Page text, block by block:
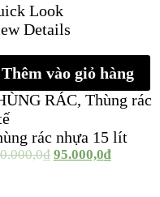
Look
Details
Thêm vào giỏ hàng
RÁC, Thùng rác
rác nhựa 15 lít
₫ 95.000,0₫